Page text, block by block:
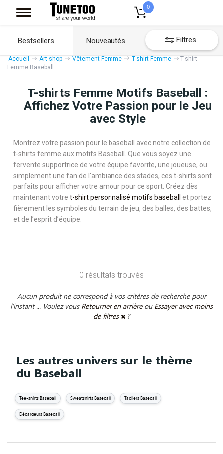
0
Bestsellers Nouveautés Filtres
Accueil Art-shop Vêtement Femme T-shirt Femme
T-shirt
Femme Baseball
T-shirts Femme Motifs Baseball :
Affichez Votre Passion pour le Jeu
avec Style
Montrez votre passion pour le baseball avec notre collection de
t-shirts femme aux motifs Baseball. Que vous soyez une
fervente supportrice de votre équipe favorite, une joueuse, ou
simplement une fan de l'ambiance des stades, ces t-shirts sont
parfaits pour afficher votre amour pour ce sport. Créez dès
maintenant votre t-shirt personnalisé motifs baseball
et portez
fièrement les symboles du terrain de jeu, des balles, des battes,
et de l’esprit d’équipe.
0 résultats trouvés
Aucun produit ne correspond à vos critères de recherche pour
l'instant ... Voulez vous Retourner en arrière ou Essayer avec moins
de filtres
?
Les autres univers sur le thème
du Baseball
Tee-shirts Baseball Sweatshirts Baseball Tabliers Baseball
Débardeurs Baseball